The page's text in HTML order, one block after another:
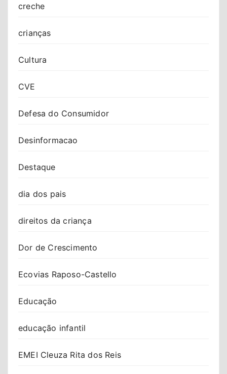
creche
crianças
Cultura
CVE
Defesa do Consumidor
Desinformacao
Destaque
dia dos pais
direitos da criança
Dor de Crescimento
Ecovias Raposo-Castello
Educação
educação infantil
EMEI Cleuza Rita dos Reis